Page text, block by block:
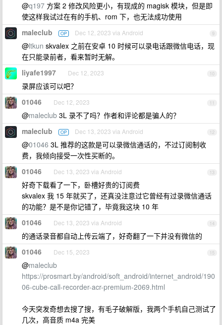
@q197 方案 2 修改风险更小，有现成的 magisk 模块，但是即
使这样我试过在有的手机、rom 下，也无法成功使用
9
maleclub OP Dec 12, 2023 via Android
@ltkun skvalex 之前在安卓 10 时候可以录电话跟微信电话，现
在只能录前者，看来暂时无解。
10
liyafe1997 Dec 12, 2023
录屏应该可以吧？
11
01046 Dec 12, 2023
@maleclub 3L 录不了吗？作者和评论都是骗人的？
12
maleclub OP Dec 13, 2023 via Android
@01046 3L 推荐的这款是可以录微信通话的，不过订阅制收
费，我倾向接受一次性买断的。
13
01046 Dec 13, 2023 via Android
好奇下载看了一下，卧槽好贵的订阅费
skvalex 我 15 年就买了，还真没注意过它曾经有过录微信通话
的功能？是不是你记错了，毕竟我这块 10 年
14
01046 Dec 13, 2023 via Android
的通话录音都自动上传云端了，好奇翻了一下并没有微信的
15
01046 Dec 15, 2023
@maleclub
https://prosmart.by/android/soft_android/internet_android/190
06-cube-call-recorder-acr-premium-2069.html
今天突发奇想去搜了搜，有毛子破解版，我两个手机自己测试了
几次，高音质 m4a 完美